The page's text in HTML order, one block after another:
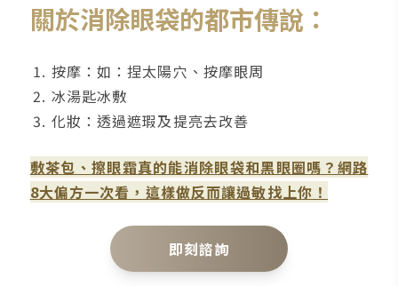
關於消除眼袋的都市傳說：
按摩：如：捏太陽穴、按摩眼周
冰湯匙冰敷
化妝：透過遮瑕及提亮去改善
敷茶包、擦眼霜真的能消除眼袋和黑眼圈嗎？網路
8大偏方一次看，這樣做反而讓過敏找上你！
即刻諮詢